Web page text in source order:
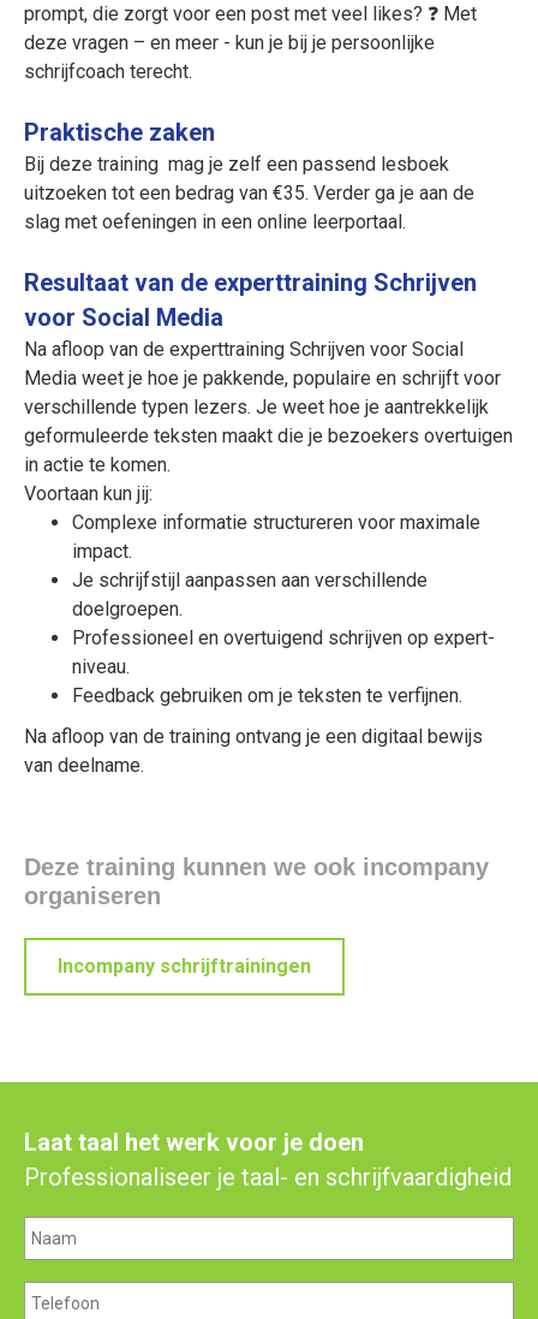
prompt, die zorgt voor een post met veel likes? ❓ Met
deze vragen – en meer - kun je bij je persoonlijke
schrijfcoach terecht.
Praktische zaken
Bij deze training mag je zelf een passend lesboek
uitzoeken tot een bedrag van €35. Verder ga je aan de
slag met oefeningen in een online leerportaal.
Resultaat van de experttraining Schrijven
voor Social Media
Na afloop van de experttraining Schrijven voor Social
Media weet je hoe je pakkende, populaire en schrijft voor
verschillende typen lezers. Je weet hoe je aantrekkelijk
geformuleerde teksten maakt die je bezoekers overtuigen
in actie te komen.
Voortaan kun jij:
Complexe informatie structureren voor maximale
impact.
Je schrijfstijl aanpassen aan verschillende
doelgroepen.
Professioneel en overtuigend schrijven op expert-
niveau.
Feedback gebruiken om je teksten te verfijnen.
Na afloop van de training ontvang je een digitaal bewijs
van deelname.
Deze training kunnen we ook incompany
organiseren
Incompany schrijftrainingen
Laat taal het werk voor je doen
Professionaliseer je taal- en schrijfvaardigheid